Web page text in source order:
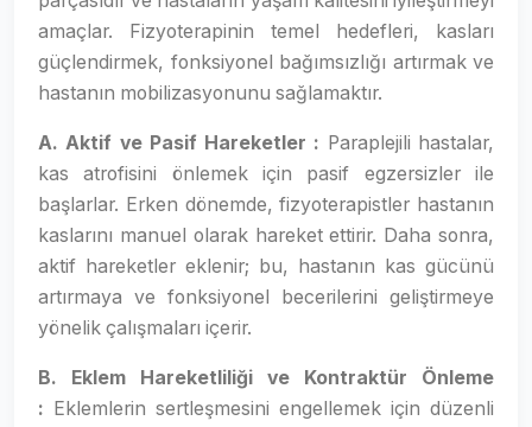
amaçlar. Fizyoterapinin temel hedefleri, kasları
güçlendirmek, fonksiyonel bağımsızlığı artırmak ve
hastanın mobilizasyonunu sağlamaktır.
A. Aktif ve Pasif Hareketler : Paraplejili hastalar,
kas atrofisini önlemek için pasif egzersizler ile
başlarlar. Erken dönemde, fizyoterapistler hastanın
kaslarını manuel olarak hareket ettirir. Daha sonra,
aktif hareketler eklenir; bu, hastanın kas gücünü
artırmaya ve fonksiyonel becerilerini geliştirmeye
yönelik çalışmaları içerir.
B. Eklem Hareketliliği ve Kontraktür Önleme
: Eklemlerin sertleşmesini engellemek için düzenli